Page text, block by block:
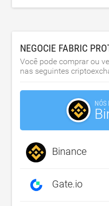
NEGOCIE FABRIC
Você pode comprar ou
nas seguintes
NÓS
Binance
Gate.io